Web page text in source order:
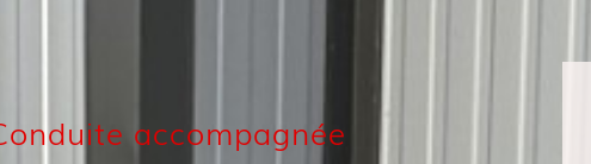
accompagnée